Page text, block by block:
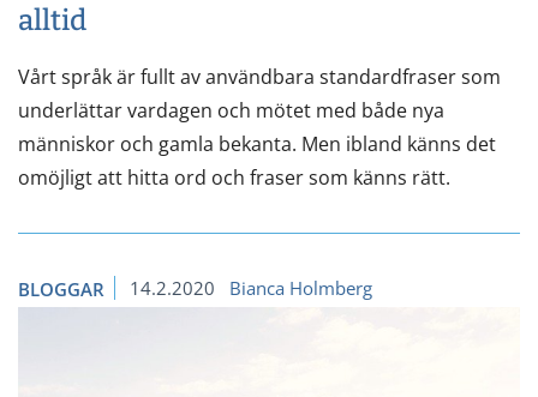
alltid
Vårt språk är fullt av användbara standardfraser som
underlättar vardagen och mötet med både nya
människor och gamla bekanta. Men ibland känns det
omöjligt att hitta ord och fraser som känns rätt.
BLOGGAR 14.2.2020 Bianca Holmberg